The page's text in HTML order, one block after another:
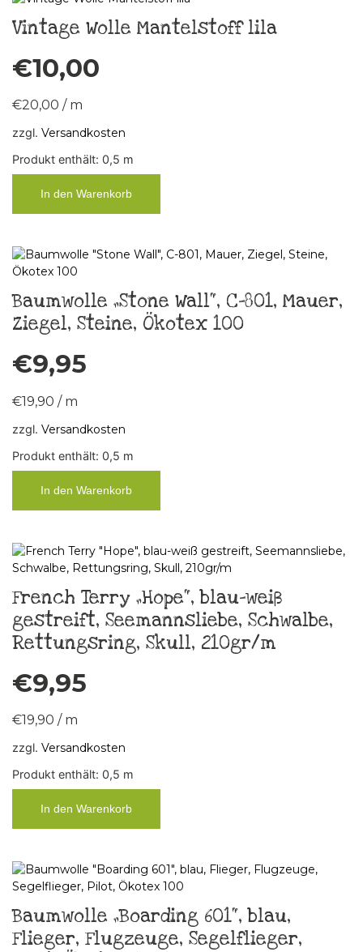
Vintage Wolle Mantelstoff lila
€10,00
€20,00 / m
zzgl. Versandkosten
Produkt enthält: 0,5 m
In den Warenkorb
Baumwolle „Stone Wall“, C-801, Mauer,
Ziegel, Steine, Ökotex 100
€9,95
€19,90 / m
zzgl. Versandkosten
Produkt enthält: 0,5 m
In den Warenkorb
French Terry „Hope“, blau-weiß
gestreift, Seemannsliebe, Schwalbe,
Rettungsring, Skull, 210gr/m
€9,95
€19,90 / m
zzgl. Versandkosten
Produkt enthält: 0,5 m
In den Warenkorb
Baumwolle „Boarding 601“, blau,
Flieger, Flugzeuge, Segelflieger,